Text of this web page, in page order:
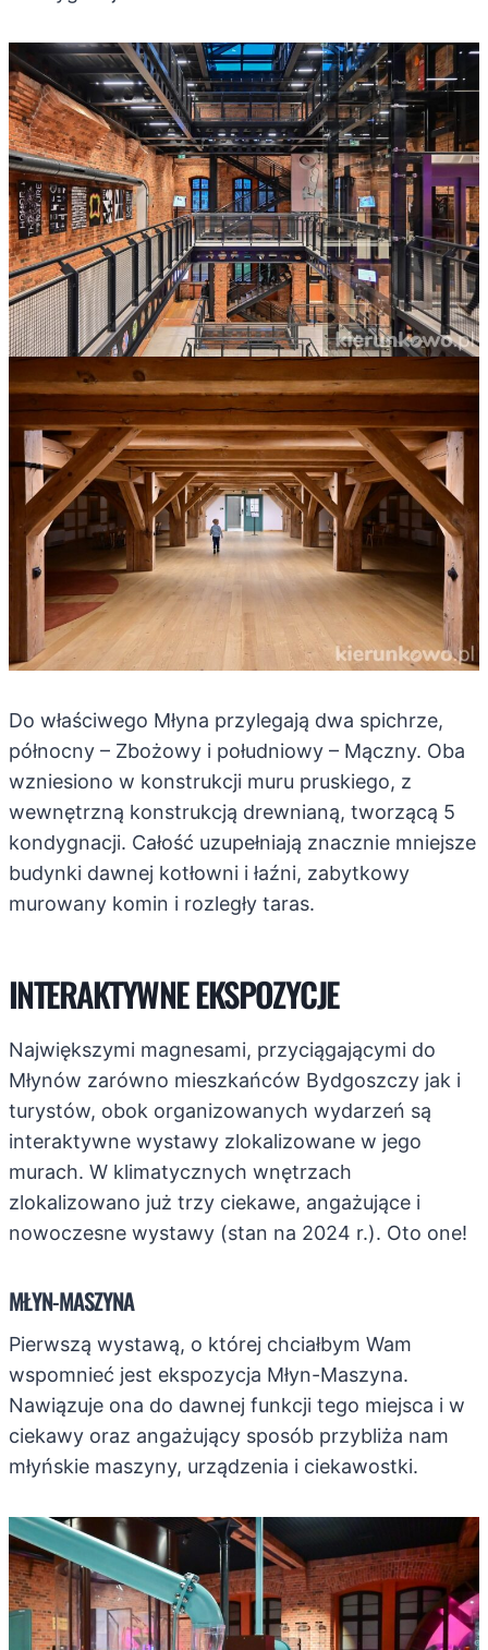
Do właściwego Młyna przylegają dwa spichrze,
północny – Zbożowy i południowy – Mączny. Oba
wzniesiono w konstrukcji muru pruskiego, z
wewnętrzną konstrukcją drewnianą, tworzącą 5
kondygnacji. Całość uzupełniają znacznie mniejsze
budynki dawnej kotłowni i łaźni, zabytkowy
murowany komin i rozległy taras.
INTERAKTYWNE EKSPOZYCJE
Największymi magnesami, przyciągającymi do
Młynów zarówno mieszkańców Bydgoszczy jak i
turystów, obok organizowanych wydarzeń są
interaktywne wystawy zlokalizowane w jego
murach. W klimatycznych wnętrzach
zlokalizowano już trzy ciekawe, angażujące i
nowoczesne wystawy (stan na 2024 r.). Oto one!
MŁYN-MASZYNA
Pierwszą wystawą, o której chciałbym Wam
wspomnieć jest ekspozycja Młyn-Maszyna.
Nawiązuje ona do dawnej funkcji tego miejsca i w
ciekawy oraz angażujący sposób przybliża nam
młyńskie maszyny, urządzenia i ciekawostki.